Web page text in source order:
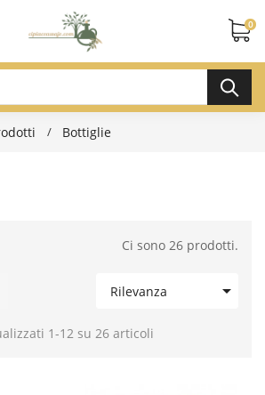
0
Bottiglie
Ci sono 26 prodotti.
Rilevanza 
1-12 su 26 articoli